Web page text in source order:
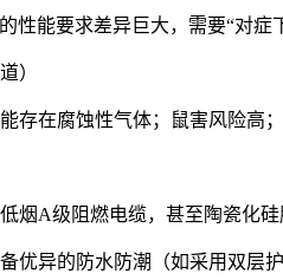
性能要求差异巨大，需要“对症
）
存在腐蚀性气体；鼠害风险高
烟A级阻燃电缆，甚至陶瓷化硅
优异的防水防潮（如采用双层